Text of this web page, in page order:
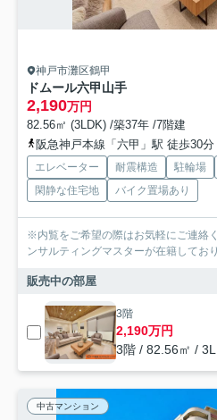
神戸市灘区鶴甲
ドムール六甲山手
2,190万円
82.56㎡ (3LDK) /築37年 /7階建
阪急神戸本線「六甲」駅 徒歩30分
エレベーター 耐震構造 駐輪場
閑静な住宅地
バイク置場あり
※内覧をご希望の際はお気軽にご連絡ください。 弊社に
ンサルティングマスターが在籍してお
販売中の部屋
3階
2,190万円
3階 / 82.56㎡ /
中古マンション